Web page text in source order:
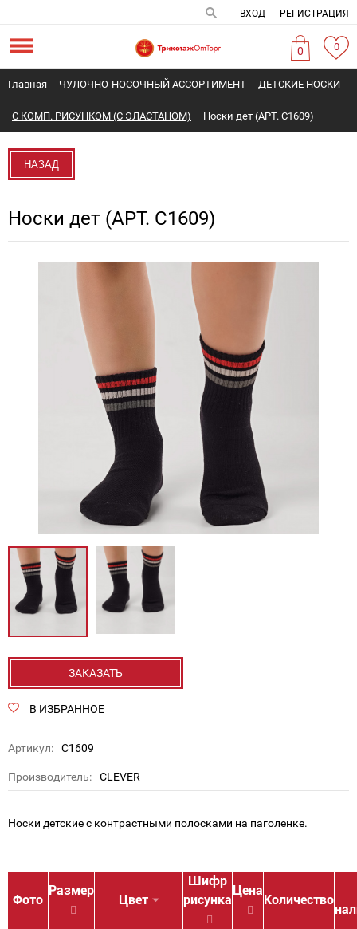
ВХОД РЕГИСТРАЦИЯ
0 0
Главная ЧУЛОЧНО-НОСОЧНЫЙ АССОРТИМЕНТ ДЕТСКИЕ НОСКИ
С КОМП. РИСУНКОМ (С ЭЛАСТАНОМ) Носки дет (АРТ. С1609)
НАЗАД
Носки дет (АРТ. С1609)
ЗАКАЗАТЬ
В ИЗБРАННОЕ
Артикул: С1609
Производитель: CLEVER
Носки детские с контрастными полосками на паголенке.
Фото
Размер
Цвет
Шифр
рисунка
Цена
Количество